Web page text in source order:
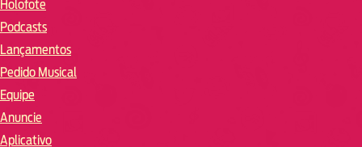
Holofote
Podcasts
Lançamentos
Pedido Musical
Equipe
Anuncie
Aplicativo